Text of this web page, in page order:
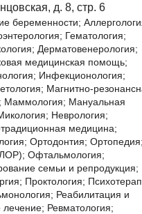
д. 8, стр. 6
беременности;
Гематология;
Дерматовенерология;
медицинская помощь;
Инфекционология;
Магнитно-
Мануальная
Неврология;
медицина;
Ортодонтия; Ортопедия;
Офтальмология;
семьи и репродукция;
Проктология;
Реабилитация и
лечение; Ревматология;